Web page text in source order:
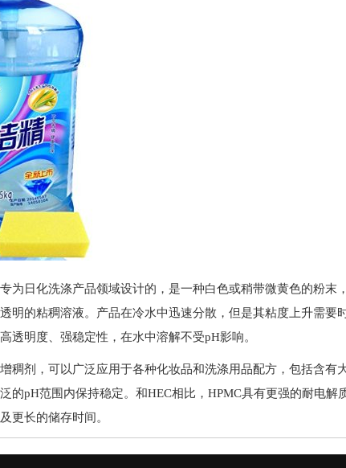
为日化洗涤产品领域设计的，是一种白色或稍带微黄色的粉末
明的粘稠溶液。产品在冷水中迅速分散，但是其粘度上升需要
透明度、强稳定性，在水中溶解不受pH影响。
稠剂，可以广泛应用于各种化妆品和洗涤用品配方，包括含有
的pH范围内保持稳定。和HEC相比，HPMC具有更强的耐电解
更长的储存时间。